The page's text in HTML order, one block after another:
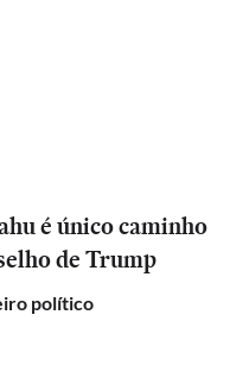
é único caminho
de Trump
político